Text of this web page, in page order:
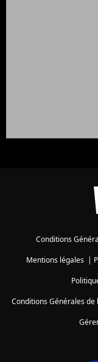
Conditions
Mentions légales|
Conditions Générales